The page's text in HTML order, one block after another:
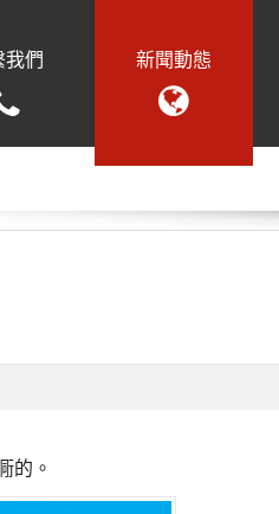
我們 新聞動態
的。